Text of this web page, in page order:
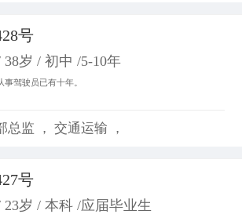
号
38岁 / 初中 /5-10年
事驾驶员已有十年。
总监 ， 交通运输 ，
号
23岁 / 本科 /应届毕业生